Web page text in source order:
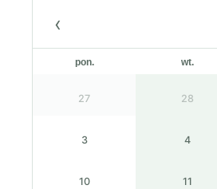
‹
pon. wt.
27 28
3 4
10 11